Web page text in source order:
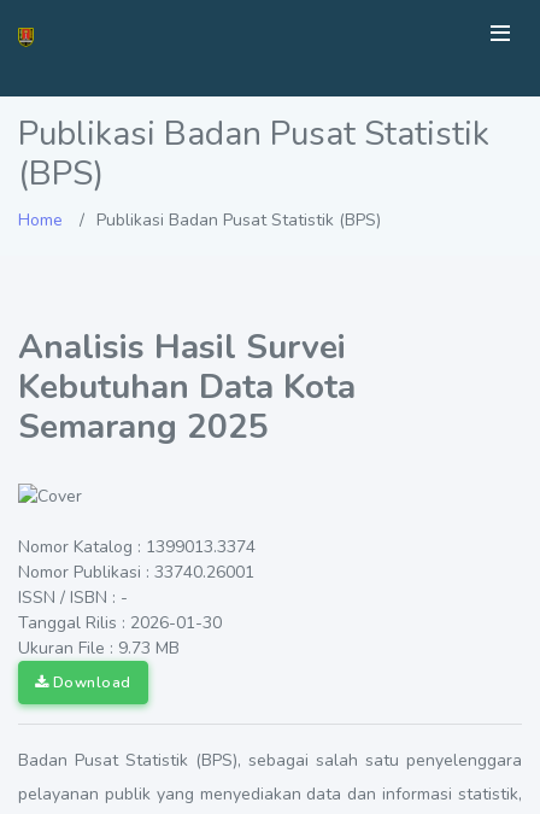
Publikasi Badan Pusat Statistik
(BPS)
Home Publikasi Badan Pusat Statistik (BPS)
Analisis Hasil Survei
Kebutuhan Data Kota
Semarang 2025
Nomor Katalog : 1399013.3374
Nomor Publikasi : 33740.26001
ISSN / ISBN : -
Tanggal Rilis : 2026-01-30
Ukuran File : 9.73 MB
Download
Badan Pusat Statistik (BPS), sebagai salah satu penyelenggara
pelayanan publik yang menyediakan data dan informasi statistik,